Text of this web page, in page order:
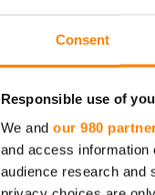
Consent
Responsible use of
We and our 980
and access information
audience research and